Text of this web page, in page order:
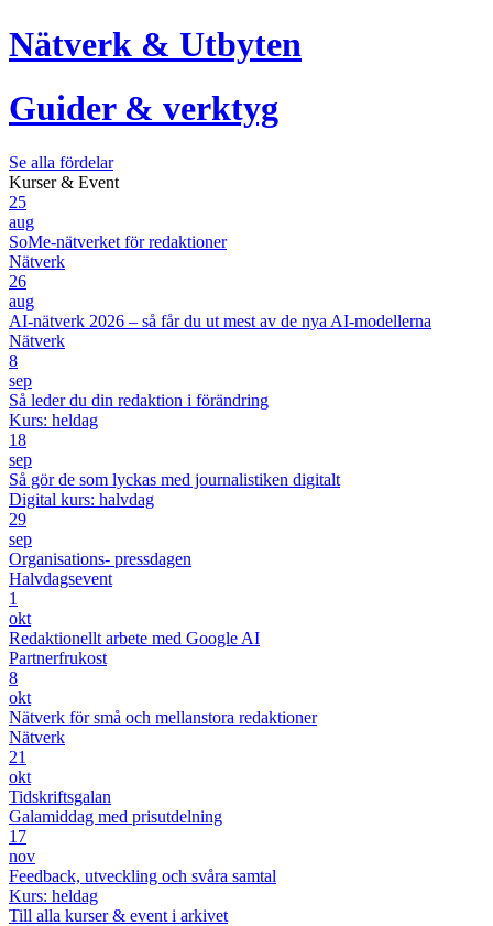
Nätverk & Utbyten
Guider & verktyg
Se alla fördelar
Kurser & Event
25
aug
SoMe-nätverket för redaktioner
Nätverk
26
aug
AI-nätverk 2026 – så får du ut mest av de nya AI-modellerna
Nätverk
8
sep
Så leder du din redaktion i förändring
Kurs: heldag
18
sep
Så gör de som lyckas med journalistiken digitalt
Digital kurs: halvdag
29
sep
Organisations- pressdagen
Halvdagsevent
1
okt
Redaktionellt arbete med Google AI
Partnerfrukost
8
okt
Nätverk för små och mellanstora redaktioner
Nätverk
21
okt
Tidskriftsgalan
Galamiddag med prisutdelning
17
nov
Feedback, utveckling och svåra samtal
Kurs: heldag
Till alla kurser & event i arkivet